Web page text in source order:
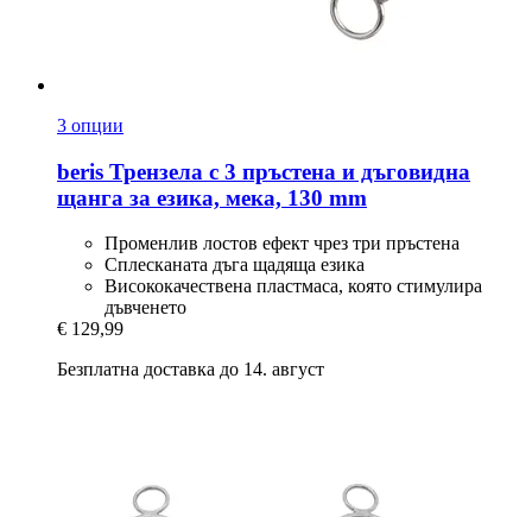
3 опции
beris Трензела с 3 пръстена и дъговидна
щанга за езика, мека, 130 mm
Променлив лостов ефект чрез три пръстена
Сплесканата дъга щадяща езика
Висококачествена пластмаса, която стимулира
дъвченето
€ 129,99
Безплатна доставка до 14. август